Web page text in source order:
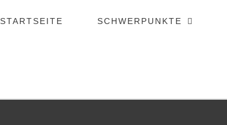
STARTSEITE SCHWERPUNKTE